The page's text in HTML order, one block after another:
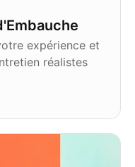
expérience et
réalistes